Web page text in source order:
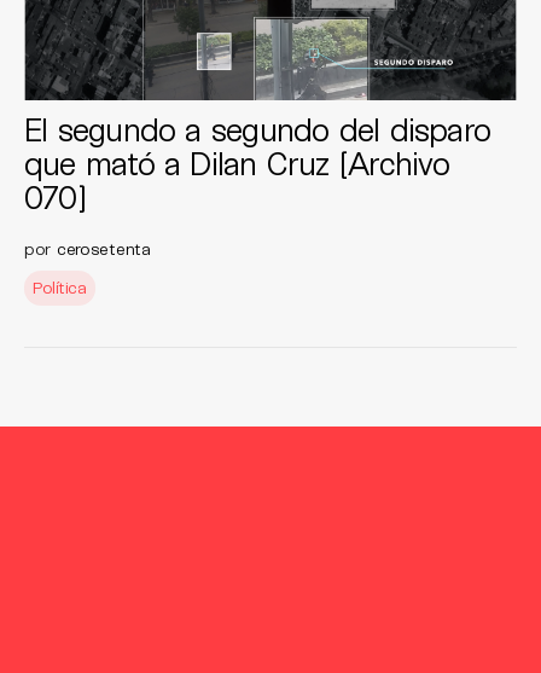
El segundo a segundo del disparo
que mató a Dilan Cruz [Archivo
070]
por cerosetenta
Política